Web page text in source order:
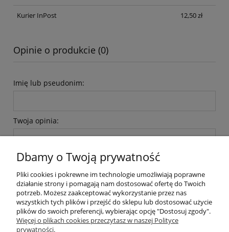
Kurier InPost 12,50 zł
Opinie o produkcie (0)
Imię lub pseudonim:
Twoja opinia:
Dbamy o Twoją prywatność
Pliki cookies i pokrewne im technologie umożliwiają poprawne
działanie strony i pomagają nam dostosować ofertę do Twoich
potrzeb. Możesz zaakceptować wykorzystanie przez nas
wszystkich tych plików i przejść do sklepu lub dostosować użycie
plików do swoich preferencji, wybierając opcję "Dostosuj zgody".
Więcej o plikach cookies przeczytasz w naszej Polityce
prywatności.